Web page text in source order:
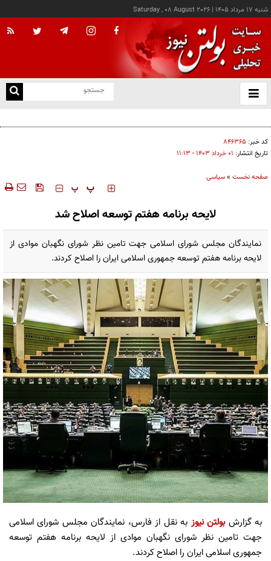
شنبه ۱۷ مرداد ۱۴۰۵ |
Saturday , 08 August 2026
باز
و
کد خبر: ۸۴۶۳۶۵
تاریخ انتشار: ۰۱ خرداد ۱۴۰۳ - ۱۱:۱۳
صفحه نخست »سیاسی
‍‍‍ پ پ
لایحه برنامه هفتم توسعه اصلاح شد
نمایندگان مجلس شورای اسلامی جهت تامین نظر شورای نگهبان موادی از
لایحه برنامه هفتم توسعه جمهوری اسلامی ایران را اصلاح کردند.
به گزارشبولتن نیوز به نقل از فارس، نمایندگان مجلس شورای اسلامی
جهت تامین نظر شورای نگهبان موادی از لایحه برنامه هفتم توسعه
جمهوری اسلامی ایران را اصلاح کردند.